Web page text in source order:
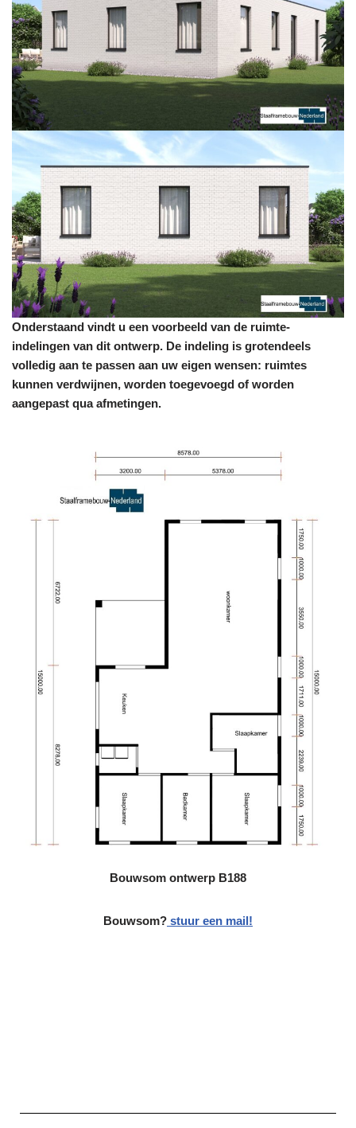
Onderstaand vindt u een voorbeeld van de ruimte-
indelingen van dit ontwerp. De indeling is grotendeels
volledig aan te passen aan uw eigen wensen: ruimtes
kunnen verdwijnen, worden toegevoegd of worden
aangepast qua afmetingen.
Bouwsom ontwerp B188
Bouwsom? stuur een mail!